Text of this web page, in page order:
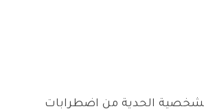
الحدية من اضطرابات